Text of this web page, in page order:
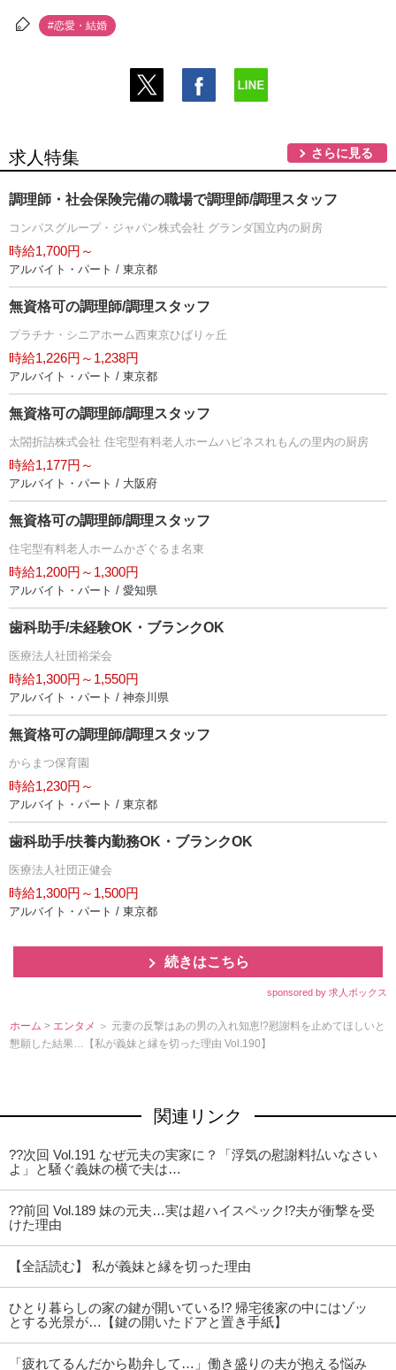
#恋愛・結婚
求人特集 さらに見る
調理師・社会保険完備の職場で調理師/調理スタッフ
コンパスグループ・ジャパン株式会社 グランダ国立内の厨房
時給1,700円～
アルバイト・パート / 東京都
無資格可の調理師/調理スタッフ
プラチナ・シニアホーム西東京ひばりヶ丘
時給1,226円～1,238円
アルバイト・パート / 東京都
無資格可の調理師/調理スタッフ
太閤折詰株式会社 住宅型有料老人ホームハピネスれもんの里内の厨房
時給1,177円～
アルバイト・パート / 大阪府
無資格可の調理師/調理スタッフ
住宅型有料老人ホームかざぐるま名東
時給1,200円～1,300円
アルバイト・パート / 愛知県
歯科助手/未経験OK・ブランクOK
医療法人社団裕栄会
時給1,300円～1,550円
アルバイト・パート / 神奈川県
無資格可の調理師/調理スタッフ
からまつ保育園
時給1,230円～
アルバイト・パート / 東京都
歯科助手/扶養内勤務OK・ブランクOK
医療法人社団正健会
時給1,300円～1,500円
アルバイト・パート / 東京都
続きはこちら
sponsored by 求人ボックス
ホーム > エンタメ ＞ 元妻の反撃はあの男の入れ知恵!?慰謝料を止めてほしいと
懇願した結果…【私が義妹と縁を切った理由 Vol.190】
関連リンク
??次回 Vol.191 なぜ元夫の実家に？「浮気の慰謝料払いなさい
よ」と騒ぐ義妹の横で夫は…
??前回 Vol.189 妹の元夫…実は超ハイスペック!?夫が衝撃を受
けた理由
【全話読む】 私が義妹と縁を切った理由
ひとり暮らしの家の鍵が開いている!? 帰宅後家の中にはゾッ
とする光景が…【鍵の開いたドアと置き手紙】
「疲れてるんだから勘弁して…」働き盛りの夫が抱える悩み